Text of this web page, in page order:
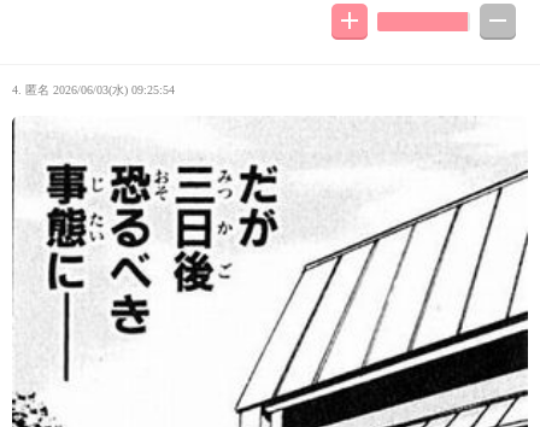
4. 匿名 2026/06/03(水) 09:25:54